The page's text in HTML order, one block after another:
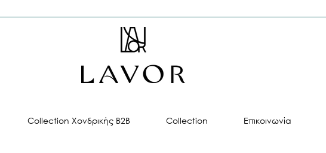
Collection Χονδρικής B2B Collection Επικοινωνία